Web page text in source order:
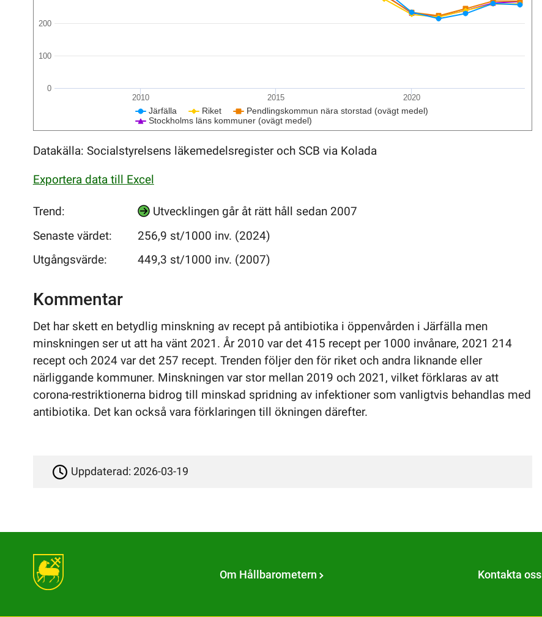
Järfälla Riket
Pendlingskommun nära storstad (ovägt medel)
Stockholms läns kommuner (ovägt medel)
2010 2015 2020
0
100
200
Datakälla: Socialstyrelsens läkemedelsregister och SCB via Kolada
Exportera data till Excel
Trend:
Utvecklingen går åt rätt håll sedan 2007
Senaste värdet:
256,9 st/1000 inv. (2024)
Utgångsvärde:
449,3 st/1000 inv. (2007)
Kommentar
Det har skett en betydlig minskning av recept på antibiotika i öppenvården i Järfälla men
minskningen ser ut att ha vänt 2021. År 2010 var det 415 recept per 1000 invånare, 2021 214
recept och 2024 var det 257 recept. Trenden följer den för riket och andra liknande eller
närliggande kommuner. Minskningen var stor mellan 2019 och 2021, vilket förklaras av att
corona-restriktionerna bidrog till minskad spridning av infektioner som vanligtvis behandlas med
antibiotika. Det kan också vara förklaringen till ökningen därefter.
Uppdaterad:2026-03-19
Om Hållbarometern Kontakta oss